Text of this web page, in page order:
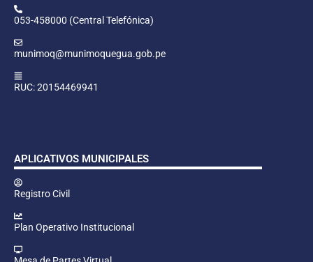
053-458000 (Central Telefónica)
munimoq@munimoquegua.gob.pe
RUC: 20154469941
APLICATIVOS MUNICIPALES
Registro Civil
Plan Operativo Institucional